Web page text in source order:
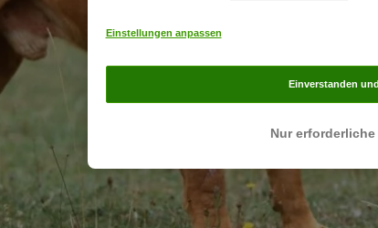
Einstellungen anpassen
Nur
Einverstanden